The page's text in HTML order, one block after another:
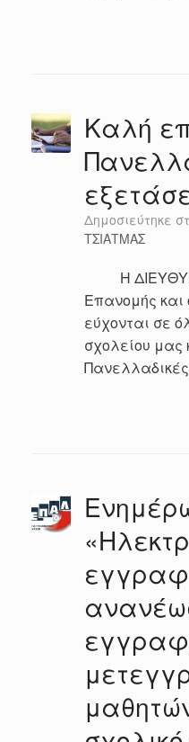
Καλή
Δημοσιεύτηκε
ΤΣΙΑΤΜΑΣ
Η
Επανομής και
εύχονται σε
σχολείου μας